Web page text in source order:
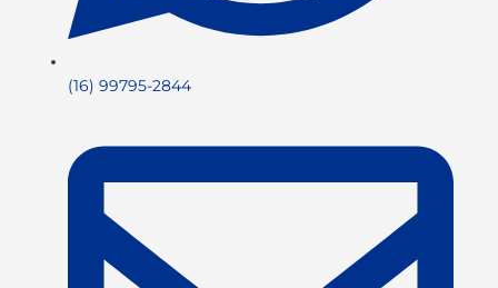
(16) 99795-2844